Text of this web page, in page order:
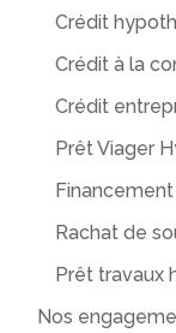
Crédit
Crédit à la
Crédit
Prêt Viager
Rachat de
Prêt travaux
Nos